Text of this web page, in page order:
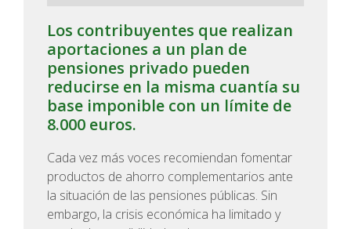
Los contribuyentes que realizan
aportaciones a un plan de
pensiones privado pueden
reducirse en la misma cuantía su
base imponible con un límite de
8.000 euros.
Cada vez más voces recomiendan fomentar
productos de ahorro complementarios ante
la situación de las pensiones públicas. Sin
embargo, la crisis económica ha limitado y